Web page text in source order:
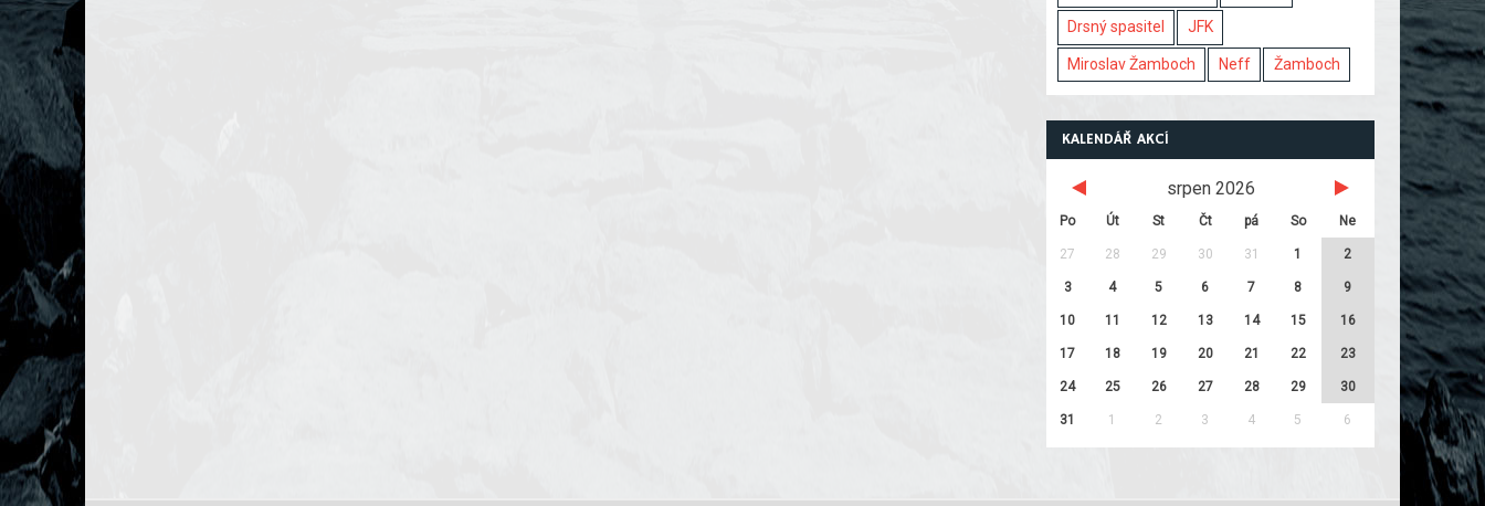
Drsný spasitel JFK
Miroslav Žamboch Neff Žamboch
KALENDÁŘ AKCÍ
srpen 2026
Po Út St Čt pá So Ne
27 28 29 30 31 1 2
3 4 5 6 7 8 9
10 11 12 13 14 15 16
17 18 19 20 21 22 23
24 25 26 27 28 29 30
31 1 2 3 4 5 6